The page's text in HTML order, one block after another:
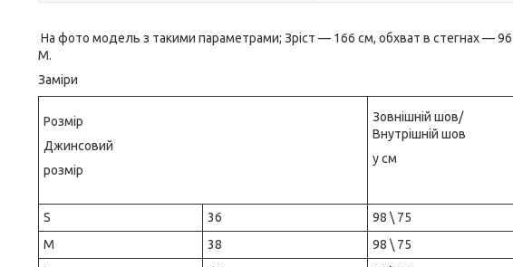
На фото модель з такими параметрами; Зріст — 166 см, обхват в стегнах —
M.
Заміри
Розмір
Джинсовий
розмір
Зовнішній шов/
Внутрішній шов
у см
S 36 98 \ 75
M
38 98 \ 75